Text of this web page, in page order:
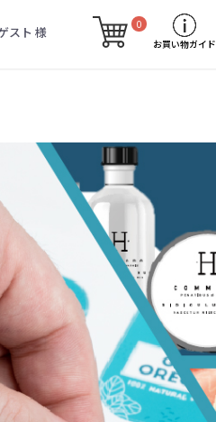
スト 様
0
お買い物ガイド